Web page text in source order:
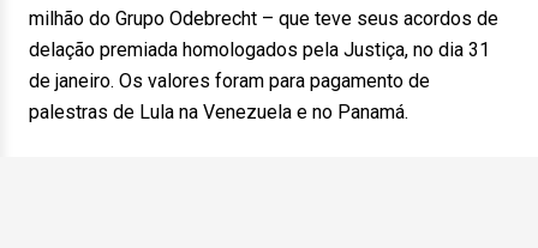
milhão do Grupo Odebrecht – que teve seus acordos de
delação premiada homologados pela Justiça, no dia 31
de janeiro. Os valores foram para pagamento de
palestras de Lula na Venezuela e no Panamá.